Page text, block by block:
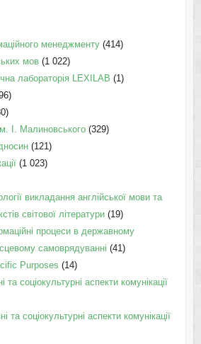
менеджменту(414)
мов(1 022)
лабораторія LEXILAB (1)
І. Малиновського(329)
(121)
(1 023)
викладання англійської мови та
світової літератури(19)
процеси в державному
самоврядуванні (41)
Purposes (14)
та соціокультурні аспекти комунікації
та соціокультурні аспекти комунікації